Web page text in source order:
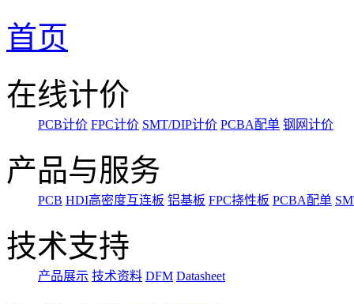
首页
在线计价
PCB计价 FPC计价 SMT/DIP计价 PCBA配单 钢网计价
产品与服务
PCB HDI高密度互连板 铝基板 FPC挠性板 PCBA配单
技术支持
产品展示 技术资料 DFM Datasheet